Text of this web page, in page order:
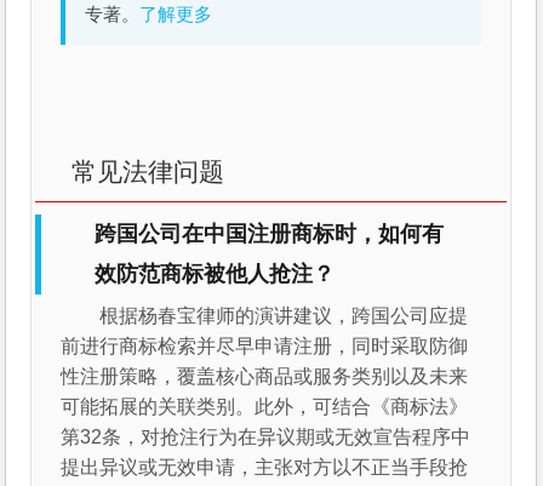
专著。 了解更多
常见法律问题
跨国公司在中国注册商标时，如何有
效防范商标被他人抢注？
根据杨春宝律师的演讲建议，跨国公司应提
前进行商标检索并尽早申请注册，同时采取防御
性注册策略，覆盖核心商品或服务类别以及未来
可能拓展的关联类别。此外，可结合《商标法》
第32条，对抢注行为在异议期或无效宣告程序中
提出异议或无效申请，主张对方以不正当手段抢